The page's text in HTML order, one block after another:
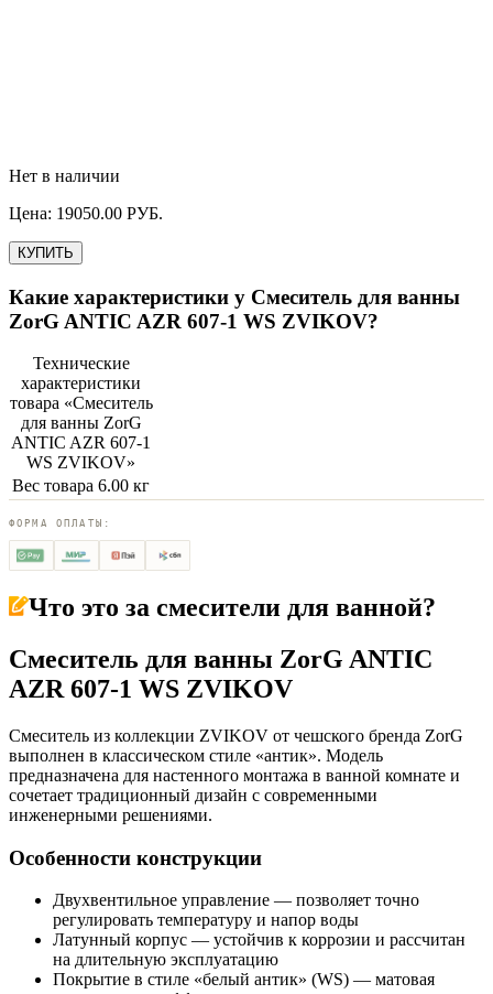
Нет в наличии
Цена: 19050.00 РУБ.
КУПИТЬ
Какие характеристики у Смеситель для ванны
ZorG ANTIC AZR 607-1 WS ZVIKOV?
Технические
характеристики
товара «Смеситель
для ванны ZorG
ANTIC AZR 607-1
WS ZVIKOV»
Вес товара 6.00 кг
ФОРМА ОПЛАТЫ:
Что это за смесители для ванной?
Смеситель для ванны ZorG ANTIC
AZR 607-1 WS ZVIKOV
Смеситель из коллекции ZVIKOV от чешского бренда ZorG
выполнен в классическом стиле «антик». Модель
предназначена для настенного монтажа в ванной комнате и
сочетает традиционный дизайн с современными
инженерными решениями.
Особенности конструкции
Двухвентильное управление — позволяет точно
регулировать температуру и напор воды
Латунный корпус — устойчив к коррозии и рассчитан
на длительную эксплуатацию
Покрытие в стиле «белый антик» (WS) — матовая